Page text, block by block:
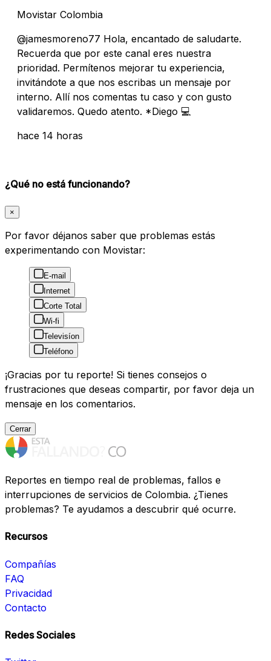
Movistar Colombia
@jamesmoreno77 Hola, encantado de saludarte.
Recuerda que por este canal eres nuestra
prioridad. Permítenos mejorar tu experiencia,
invitándote a que nos escribas un mensaje por
interno. Allí nos comentas tu caso y con gusto
validaremos. Quedo atento. *Diego 💻
hace 14 horas
¿Qué no está funcionando?
×
Por favor déjanos saber que problemas estás
experimentando con Movistar:
E-mail
Internet
Corte Total
Wi-fi
Televisíon
Teléfono
¡Gracias por tu reporte! Si tienes consejos o
frustraciones que deseas compartir, por favor deja un
mensaje en los comentarios.
Cerrar
Reportes en tiempo real de problemas, fallos e
interrupciones de servicios de Colombia. ¿Tienes
problemas? Te ayudamos a descubrir qué ocurre.
Recursos
Compañías
FAQ
Privacidad
Contacto
Redes Sociales